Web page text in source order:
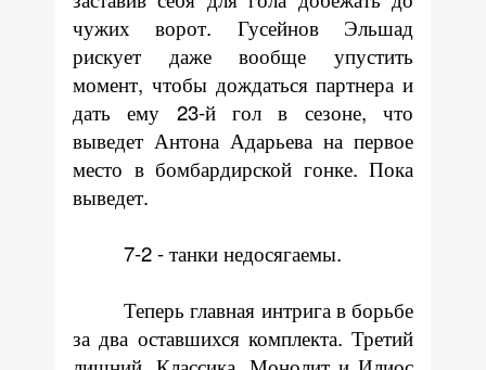
чужих ворот. Гусейнов Эльшад
рискует даже вообще упустить
момент, чтобы дождаться партнера и
дать ему 23-й гол в сезоне, что
выведет Антона Адарьева на первое
место в бомбардирской гонке. Пока
выведет.
7-2 - танки недосягаемы.
Теперь главная интрига в борьбе
за два оставшихся комплекта. Третий